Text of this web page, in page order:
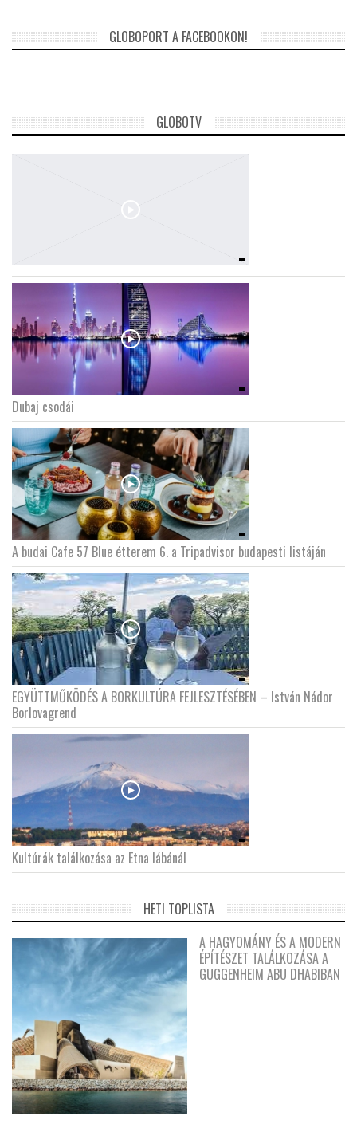
GLOBOPORT A FACEBOOKON!
GLOBOTV
Dubaj csodái
A budai Cafe 57 Blue étterem 6. a Tripadvisor budapesti listáján
EGYÜTTMŰKÖDÉS A BORKULTÚRA FEJLESZTÉSÉBEN – István Nádor
Borlovagrend
Kultúrák találkozása az Etna lábánál
HETI TOPLISTA
A HAGYOMÁNY ÉS A MODERN
ÉPÍTÉSZET TALÁLKOZÁSA A
GUGGENHEIM ABU DHABIBAN